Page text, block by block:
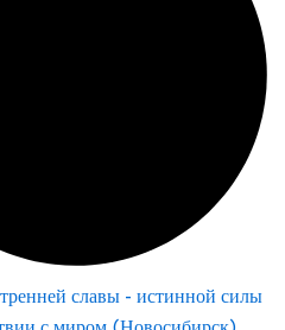
славы - истинной силы